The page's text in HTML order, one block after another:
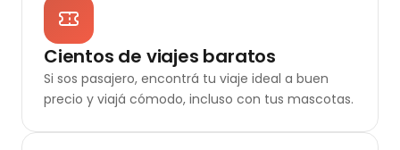
Cientos de viajes baratos
Si sos pasajero, encontrá tu viaje ideal a buen
precio y viajá cómodo, incluso con tus mascotas.